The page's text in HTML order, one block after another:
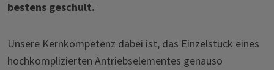
bestens geschult.
Unsere Kernkompetenz dabei ist, das Einzelstück eines
hochkomplizierten Antriebselementes genauso